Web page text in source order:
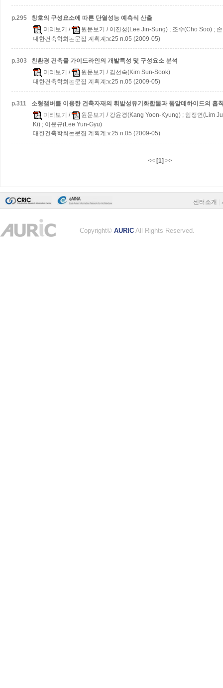
p.295
창호의 구성요소에 따른 단열성능 예측식 산출
미리보기 / 원문보기 / 이진성(Lee Jin-Sung) ; 조수(Cho Soo) ;
대한건축학회논문집 계획계:v.25 n.05 (2009-05)
p.303
친환경 건축물 가이드라인의 개발특성 및 구성요소 분석
미리보기 / 원문보기 / 김선숙(Kim Sun-Sook)
대한건축학회논문집 계획계:v.25 n.05 (2009-05)
p.311
소형챔버를 이용한 건축자재의 휘발성유기화합물과 폼알데하이드의 흡
미리보기 / 원문보기 / 강윤경(Kang Yoon-Kyung) ; 임정연(Lim
Ki) ; 이윤규(Lee Yun-Gyu)
대한건축학회논문집 계획계:v.25 n.05 (2009-05)
<< [1] >>
센터소개
Copyright© AURIC All Rights Reserved.